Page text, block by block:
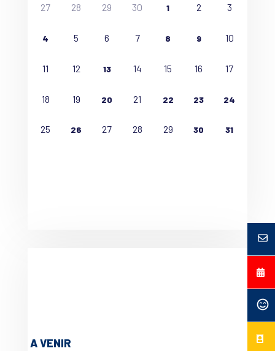
27 28 29 30 1 2 3
4 5 6 7 8 9 10
11 12 13 14 15 16 17
18 19 20 21 22 23 24
25 26 27 28 29 30 31
A VENIR